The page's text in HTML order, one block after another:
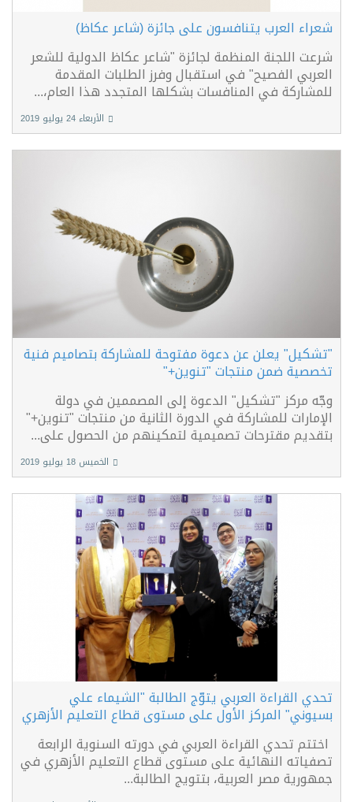
شعراء العرب يتنافسون على جائزة (شاعر عكاظ)
شرعت اللجنة المنظمة لجائزة "شاعر عكاظ الدولية للشعر
العربي الفصيح" في استقبال وفرز الطلبات المقدمة
للمشاركة في المنافسات بشكلها المتجدد هذا العام،...
الأربعاء 24 يوليو 2019
"تشكيل" يعلن عن دعوة مفتوحة للمشاركة بتصاميم فنية
تخصصية ضمن منتجات "تنوين+"
وجّه مركز "تشكيل" الدعوة إلى المصممين في دولة
الإمارات للمشاركة في الدورة الثانية من منتجات "تنوين+"
بتقديم مقترحات تصميمية لتمكينهم من الحصول على...
الخميس 18 يوليو 2019
تحدي القراءة العربي يتوّج الطالبة "الشيماء علي
بسيوني" المركز الأول على مستوى قطاع التعليم الأزهري
اختتم تحدي القراءة العربي في دورته السنوية الرابعة
تصفياته النهائية على مستوى قطاع التعليم الأزهري في
جمهورية مصر العربية، بتتويج الطالبة...